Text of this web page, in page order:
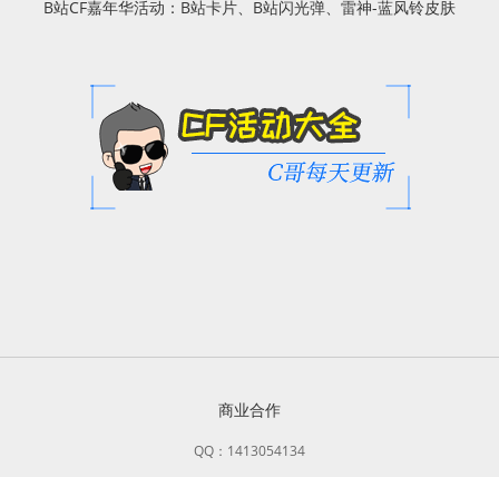
B站CF嘉年华活动：B站卡片、B站闪光弹、雷神-蓝风铃皮肤
商业合作
QQ：1413054134